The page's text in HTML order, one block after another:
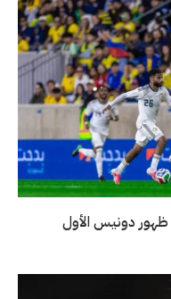
ظهور دونيس الأول